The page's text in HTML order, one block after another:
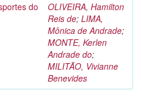
do
OLIVEIRA, Hamilton
Reis de; LIMA,
Mônica de Andrade;
MONTE, Kerlen
Andrade do;
MILITÃO, Vivianne
Benevides